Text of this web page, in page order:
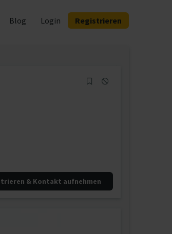
Blog Login Registrieren
& Kontakt aufnehmen